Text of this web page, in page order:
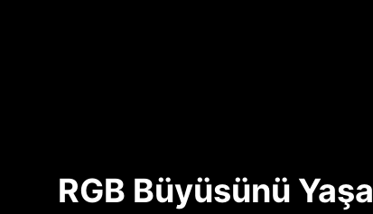
RGB Büyüsünü Yaşa